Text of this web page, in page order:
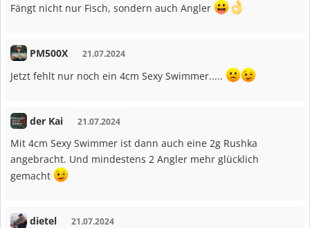
Fängt nicht nur Fisch, sondern auch Angler
PM500X 21.07.2024
Jetzt fehlt nur noch ein 4cm Sexy Swimmer.....
der Kai 21.07.2024
Mit 4cm Sexy Swimmer ist dann auch eine 2g Rushka
angebracht. Und mindestens 2 Angler mehr glücklich
gemacht
dietel 21.07.2024